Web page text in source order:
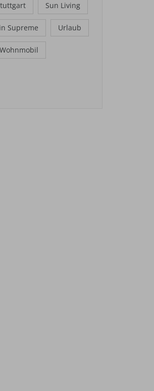
Sun Living
Supreme Urlaub
Wohnmobil